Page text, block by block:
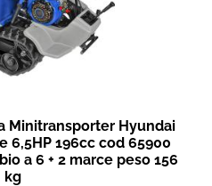
Store
Minitransporter Hyundai
6,5HP 196cc cod 65900
a 6 + 2 marce peso 156
kg